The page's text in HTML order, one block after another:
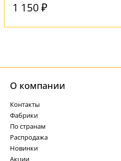
1 150 ₽
О компании
Контакты
Фабрики
По странам
Распродажа
Новинки
Акции